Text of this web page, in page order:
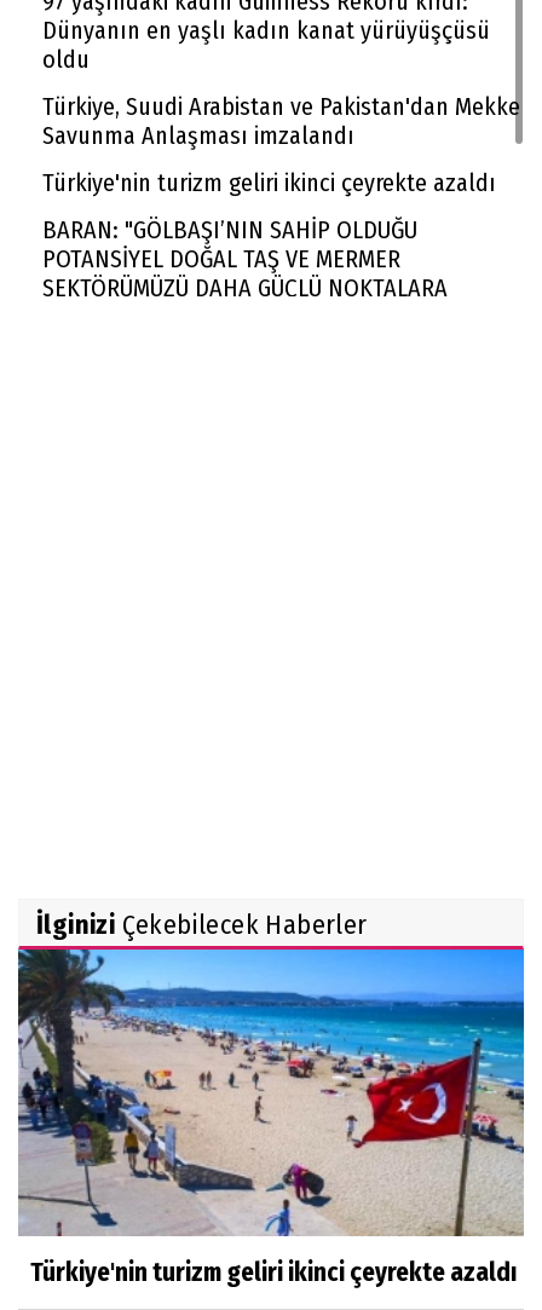
Dünyanın en yaşlı kadın kanat yürüyüşçüsü
oldu
Türkiye, Suudi Arabistan ve Pakistan'dan Mekke
Savunma Anlaşması imzalandı
Türkiye'nin turizm geliri ikinci çeyrekte azaldı
BARAN: "GÖLBAŞI’NIN SAHİP OLDUĞU
POTANSİYEL DOĞAL TAŞ VE MERMER
SEKTÖRÜMÜZÜ DAHA GÜÇLÜ NOKTALARA
İlginizi Çekebilecek Haberler
Türkiye'nin turizm geliri ikinci çeyrekte azaldı